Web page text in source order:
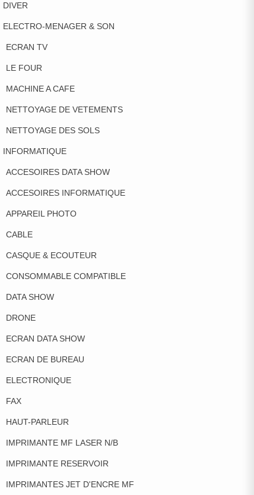
DIVER
ELECTRO-MENAGER & SON
ECRAN TV
LE FOUR
MACHINE A CAFE
NETTOYAGE DE VETEMENTS
NETTOYAGE DES SOLS
INFORMATIQUE
ACCESOIRES DATA SHOW
ACCESOIRES INFORMATIQUE
APPAREIL PHOTO
CABLE
CASQUE & ECOUTEUR
CONSOMMABLE COMPATIBLE
DATA SHOW
DRONE
ECRAN DATA SHOW
ECRAN DE BUREAU
ELECTRONIQUE
FAX
HAUT-PARLEUR
IMPRIMANTE MF LASER N/B
IMPRIMANTE RESERVOIR
IMPRIMANTES JET D'ENCRE MF